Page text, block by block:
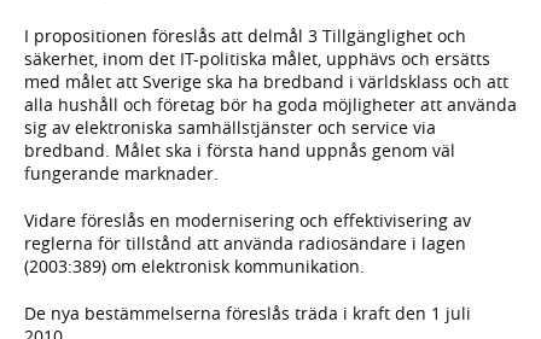
I propositionen föreslås att delmål 3 Tillgänglighet och
säkerhet, inom det IT-politiska målet, upphävs och ersätts
med målet att Sverige ska ha bredband i världsklass och att
alla hushåll och företag bör ha goda möjligheter att använda
sig av elektroniska samhällstjänster och service via
bredband. Målet ska i första hand uppnås genom väl
fungerande marknader.
Vidare föreslås en modernisering och effektivisering av
reglerna för tillstånd att använda radiosändare i lagen
(2003:389) om elektronisk kommunikation.
De nya bestämmelserna föreslås träda i kraft den 1 juli